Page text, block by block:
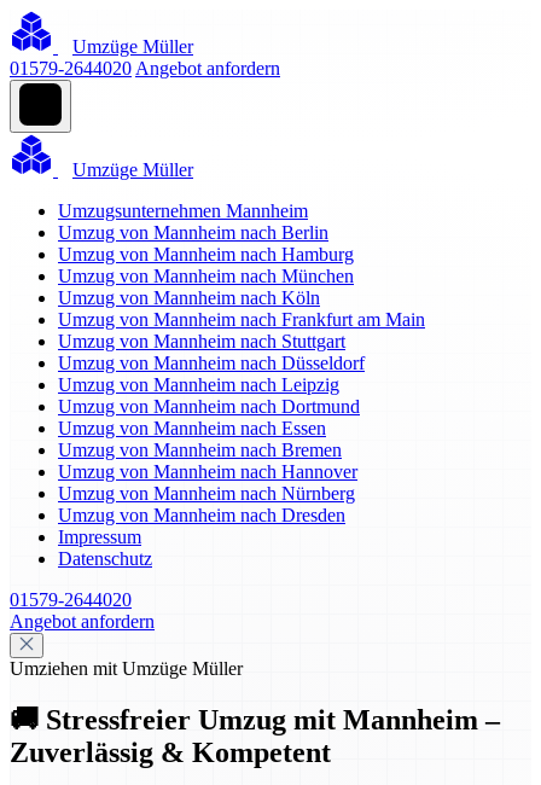
Umzüge Müller
01579-2644020 Angebot anfordern
Umzüge Müller
Umzugsunternehmen Mannheim
Umzug von Mannheim nach Berlin
Umzug von Mannheim nach Hamburg
Umzug von Mannheim nach München
Umzug von Mannheim nach Köln
Umzug von Mannheim nach Frankfurt am Main
Umzug von Mannheim nach Stuttgart
Umzug von Mannheim nach Düsseldorf
Umzug von Mannheim nach Leipzig
Umzug von Mannheim nach Dortmund
Umzug von Mannheim nach Essen
Umzug von Mannheim nach Bremen
Umzug von Mannheim nach Hannover
Umzug von Mannheim nach Nürnberg
Umzug von Mannheim nach Dresden
Impressum
Datenschutz
01579-2644020
Angebot anfordern
Umziehen mit Umzüge Müller
🚚 Stressfreier Umzug mit Mannheim –
Zuverlässig & Kompetent